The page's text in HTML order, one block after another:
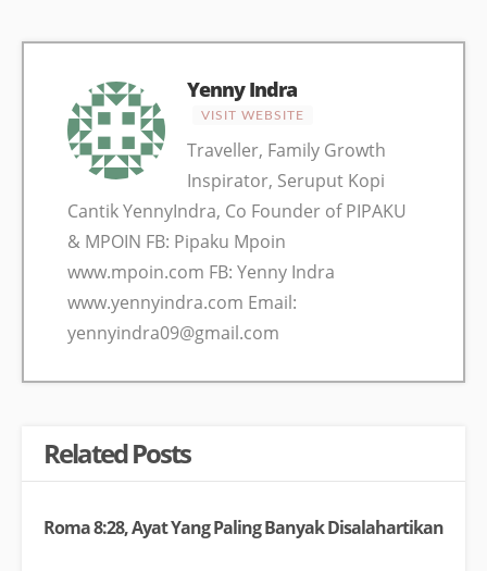
Yenny Indra
VISIT WEBSITE
Traveller, Family Growth
Inspirator, Seruput Kopi
Cantik YennyIndra, Co Founder of PIPAKU
& MPOIN FB: Pipaku Mpoin
www.mpoin.com FB: Yenny Indra
www.yennyindra.com Email:
yennyindra09@gmail.com
Related Posts
Roma 8:28, Ayat Yang Paling Banyak Disalahartikan